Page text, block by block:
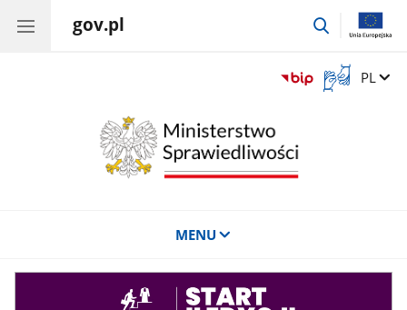
gov.pl
przejdź
Otwórz
okno
Zmień
PL
MENU